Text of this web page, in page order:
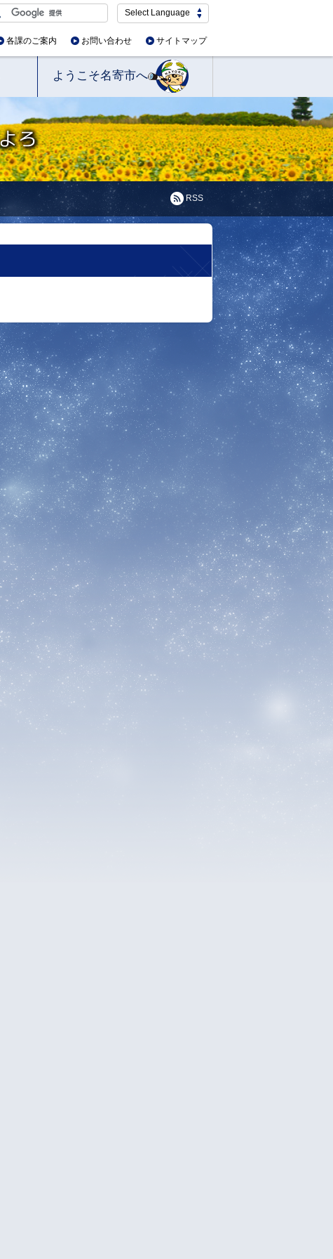
Select Language
各課のご案内 お問い合わせ サイトマップ
ようこそ名寄市へ
RSS